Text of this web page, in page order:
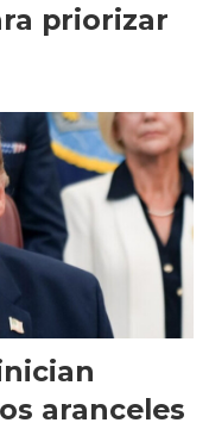
priorizar
aranceles